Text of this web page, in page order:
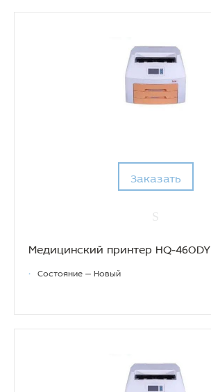
Заказать
Медицинский принтер HQ-460DY
• Состояние — Новый